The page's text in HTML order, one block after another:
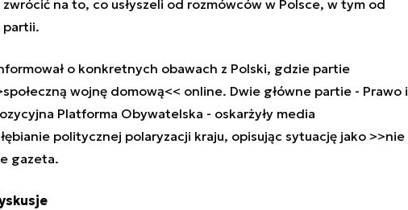
na to, co usłyszeli od rozmówców w Polsce, w tym od
partii.
o konkretnych obawach z Polski, gdzie partie
wojnę domową<< online. Dwie główne partie - Prawo i
Platforma Obywatelska - oskarżyły media
politycznej polaryzacji kraju, opisując sytuację jako >>nie
gazeta.